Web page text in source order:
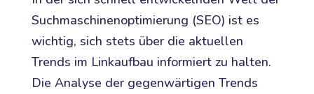
Suchmaschinenoptimierung (SEO) ist es
wichtig, sich stets über die aktuellen
Trends im Linkaufbau informiert zu halten.
Die Analyse der gegenwärtigen Trends